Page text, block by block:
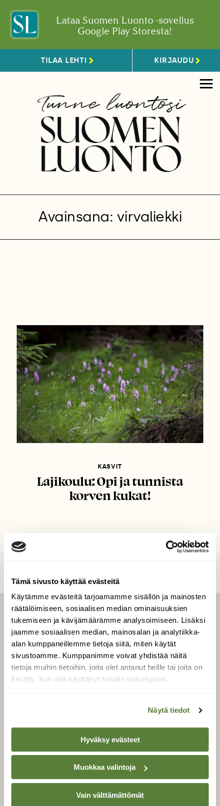
Tämä sivusto käyttää evästeitä
Käytämme evästeitä tarjoamamme sisällön ja mainosten
räätälöimiseen, sosiaalisen median ominaisuuksien
tukemiseen ja kävijämäärämme analysoimiseen. Lisäksi
jaamme sosiaalisen median, mainosalan ja analytiikka-
alan kumppaneillemme tietoja siitä, miten käytät
sivustoamme. Kumppanimme voivat yhdistää näitä
tietoja muihin tietoihin, joita olet antanut heille tai joita on
kerätty, kun olet käyttänyt heidän palvelujaan.
Näytä tiedot
Hyväksy evästeet
Muokkaa valintoja
Vain välttämättömät
Lataa Suomen Luonto -sovellus
Google Play Storesta!
TILAA LEHTI KIRJAUDU
Avainsana: virvaliekki
KASVIT
Lajikoulu: Opi ja tunnista
korven kukat!
LEHTI
Uusin lehti
Tilaa Suomen Luonto
Tilaa digilukuoikeus
Äänestä parasta juttua
SUOMEN LUONNON­
Suomen Luonto -lehden
kustantaja onSuomen
luonnonsuojelu­liitto.